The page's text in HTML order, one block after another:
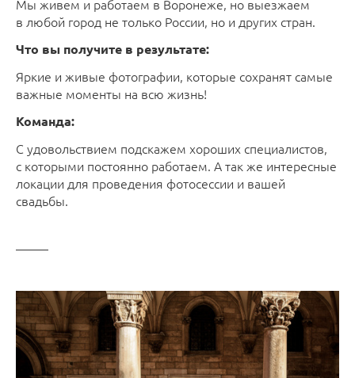
Мы живем и работаем в Воронеже, но выезжаем
в любой город не только России, но и других стран.
Что вы получите в результате:
Яркие и живые фотографии, которые сохранят самые
важные моменты на всю жизнь!
Команда:
С удовольствием подскажем хороших специалистов,
с которыми постоянно работаем. А так же интересные
локации для проведения фотосессии и вашей
свадьбы.